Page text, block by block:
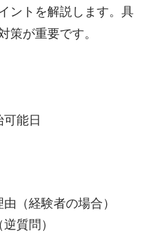
ントを解説します。具
策が重要です。
能日
（経験者の場合）
質問）